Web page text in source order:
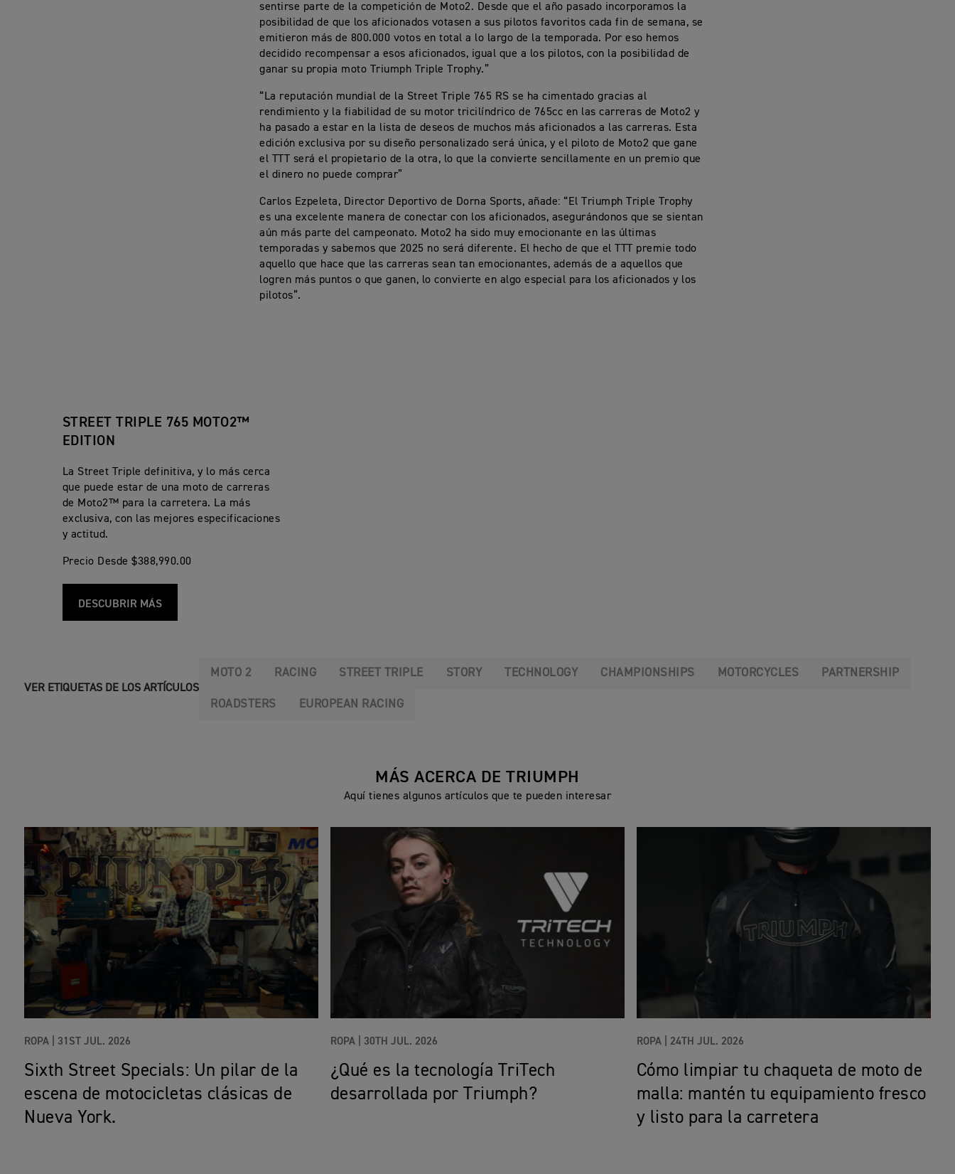
sentirse parte de la competición de Moto2. Desde que el año pasado incorporamos la
posibilidad de que los aficionados votasen a sus pilotos favoritos cada fin de semana, se
emitieron más de 800.000 votos en total a lo largo de la temporada. Por eso hemos
decidido recompensar a esos aficionados, igual que a los pilotos, con la posibilidad de
ganar su propia moto Triumph Triple Trophy.”
“La reputación mundial de la Street Triple 765 RS se ha cimentado gracias al
rendimiento y la fiabilidad de su motor tricilíndrico de 765cc en las carreras de Moto2 y
ha pasado a estar en la lista de deseos de muchos más aficionados a las carreras. Esta
edición exclusiva por su diseño personalizado será única, y el piloto de Moto2 que gane
el TTT será el propietario de la otra, lo que la convierte sencillamente en un premio que
el dinero no puede comprar”
Carlos Ezpeleta, Director Deportivo de Dorna Sports, añade: “El Triumph Triple Trophy
es una excelente manera de conectar con los aficionados, asegurándonos que se sientan
aún más parte del campeonato. Moto2 ha sido muy emocionante en las últimas
temporadas y sabemos que 2025 no será diferente. El hecho de que el TTT premie todo
aquello que hace que las carreras sean tan emocionantes, además de a aquellos que
logren más puntos o que ganen, lo convierte en algo especial para los aficionados y los
pilotos”.
STREET TRIPLE 765 MOTO2™
EDITION
La Street Triple definitiva, y lo más cerca
que puede estar de una moto de carreras
de Moto2™ para la carretera. La más
exclusiva, con las mejores especificaciones
y actitud.
Precio Desde $388,990.00
DESCUBRIR MÁS
VER ETIQUETAS DE LOS ARTÍCULOS
MOTO 2 RACING STREET TRIPLE STORY TECHNOLOGY CHAMPIONSHIPS MOTORCYCLES PARTNERSHIP
ROADSTERS EUROPEAN RACING
MÁS ACERCA DE TRIUMPH
Aquí tienes algunos artículos que te pueden interesar
ROPA | 31ST JUL. 2026
Sixth Street Specials: Un pilar de la
escena de motocicletas clásicas de
Nueva York.
ROPA | 30TH JUL. 2026
¿Qué es la tecnología TriTech
desarrollada por Triumph?
ROPA | 24TH JUL. 2026
Cómo limpiar tu chaqueta de moto de
malla: mantén tu equipamiento fresco
y listo para la carretera